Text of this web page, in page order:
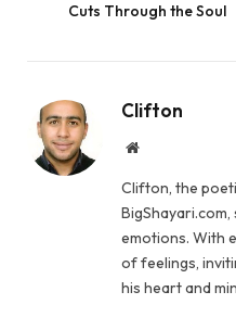
Cuts Through the Soul
Clifton
Website
Clifton, the
emotions. With
of feelings,
his heart and